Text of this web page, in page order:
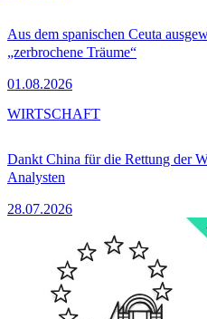
Aus dem spanischen Ceuta
„zerbrochene Träume“
01.08.2026
Dankt China für die Rettung der
Analysten
28.07.2026
WIRTSCHAFT